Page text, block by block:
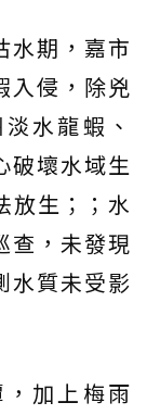
水期，嘉市
入侵，除兇
水龍蝦、
破壞水域生
放生；；水
查，未發現
水質未受影
加上梅雨